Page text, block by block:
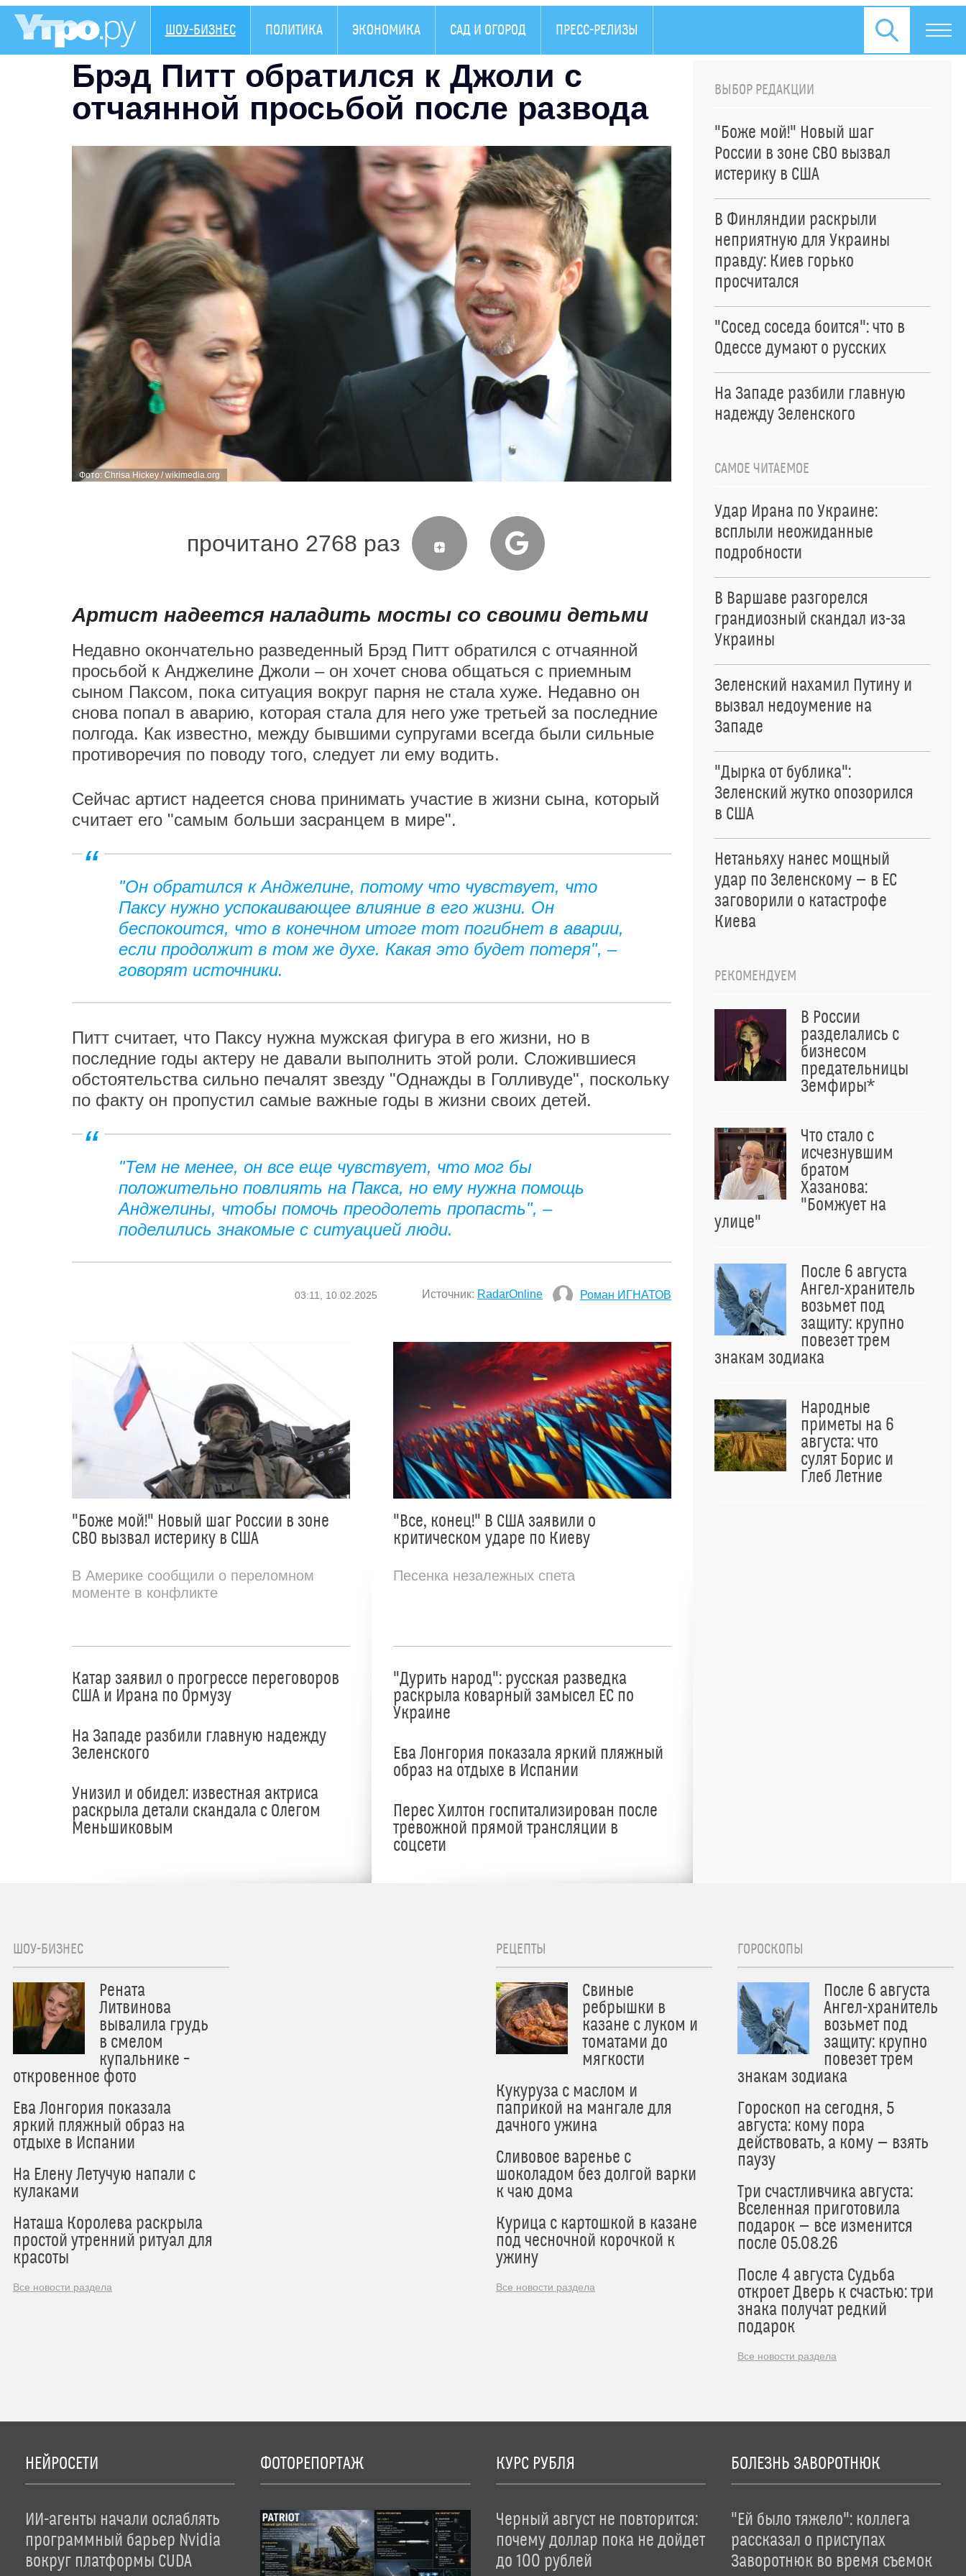
ШОУ-БИЗНЕС ПОЛИТИКА ЭКОНОМИКА САД И ОГОРОД ПРЕСС-РЕЛИЗЫ
Брэд Питт обратился к Джоли с
отчаянной просьбой после развода
Фото: Chrisa Hickey / wikimedia.org
прочитано 2768 раз
Артист надеется наладить мосты со своими детьми
Недавно окончательно разведенный Брэд Питт обратился с отчаянной
просьбой к Анджелине Джоли – он хочет снова общаться с приемным
сыном Паксом, пока ситуация вокруг парня не стала хуже. Недавно он
снова попал в аварию, которая стала для него уже третьей за последние
полгода. Как известно, между бывшими супругами всегда были сильные
противоречия по поводу того, следует ли ему водить.
Сейчас артист надеется снова принимать участие в жизни сына, который
считает его "самым больши засранцем в мире".
"Он обратился к Анджелине, потому что чувствует, что
Паксу нужно успокаивающее влияние в его жизни. Он
беспокоится, что в конечном итоге тот погибнет в аварии,
если продолжит в том же духе. Какая это будет потеря", –
говорят источники.
Питт считает, что Паксу нужна мужская фигура в его жизни, но в
последние годы актеру не давали выполнить этой роли. Сложившиеся
обстоятельства сильно печалят звезду "Однажды в Голливуде", поскольку
по факту он пропустил самые важные годы в жизни своих детей.
"Тем не менее, он все еще чувствует, что мог бы
положительно повлиять на Пакса, но ему нужна помощь
Анджелины, чтобы помочь преодолеть пропасть", –
поделились знакомые с ситуацией люди.
03:11, 10.02.2025 Источник: RadarOnline Роман ИГНАТОВ
"Боже мой!" Новый шаг России в зоне
СВО вызвал истерику в США
В Америке сообщили о переломном
моменте в конфликте
Катар заявил о прогрессе переговоров
США и Ирана по Ормузу
На Западе разбили главную надежду
Зеленского
Унизил и обидел: известная актриса
раскрыла детали скандала с Олегом
Меньшиковым
"Все, конец!" В США заявили о
критическом ударе по Киеву
Песенка незалежных спета
"Дурить народ": русская разведка
раскрыла коварный замысел ЕС по
Украине
Ева Лонгория показала яркий пляжный
образ на отдыхе в Испании
Перес Хилтон госпитализирован после
тревожной прямой трансляции в
соцсети
ВЫБОР РЕДАКЦИИ
"Боже мой!" Новый шаг
России в зоне СВО вызвал
истерику в США
В Финляндии раскрыли
неприятную для Украины
правду: Киев горько
просчитался
"Сосед соседа боится": что в
Одессе думают о русских
На Западе разбили главную
надежду Зеленского
САМОЕ ЧИТАЕМОЕ
Удар Ирана по Украине:
всплыли неожиданные
подробности
В Варшаве разгорелся
грандиозный скандал из-за
Украины
Зеленский нахамил Путину и
вызвал недоумение на
Западе
"Дырка от бублика":
Зеленский жутко опозорился
в США
Нетаньяху нанес мощный
удар по Зеленскому — в ЕС
заговорили о катастрофе
Киева
РЕКОМЕНДУЕМ
В России
разделались с
бизнесом
предательницы
Земфиры*
Что стало с
исчезнувшим
братом
Хазанова:
"Бомжует на
улице"
После 6 августа
Ангел-хранитель
возьмет под
защиту: крупно
повезет трем
знакам зодиака
Народные
приметы на 6
августа: что
сулят Борис и
Глеб Летние
ШОУ-БИЗНЕС
Рената
Литвинова
вывалила грудь
в смелом
купальнике –
откровенное фото
Ева Лонгория показала
яркий пляжный образ на
отдыхе в Испании
На Елену Летучую напали с
кулаками
Наташа Королева раскрыла
простой утренний ритуал для
красоты
Все новости раздела
РЕЦЕПТЫ
Свиные
ребрышки в
казане с луком и
томатами до
мягкости
Кукуруза с маслом и
паприкой на мангале для
дачного ужина
Сливовое варенье с
шоколадом без долгой варки
к чаю дома
Курица с картошкой в казане
под чесночной корочкой к
ужину
Все новости раздела
ГОРОСКОПЫ
После 6 августа
Ангел-хранитель
возьмет под
защиту: крупно
повезет трем
знакам зодиака
Гороскоп на сегодня, 5
августа: кому пора
действовать, а кому — взять
паузу
Три счастливчика августа:
Вселенная приготовила
подарок — все изменится
после 05.08.26
После 4 августа Судьба
откроет Дверь к счастью: три
знака получат редкий
подарок
Все новости раздела
НЕЙРОСЕТИ
ИИ-агенты начали ослаблять
программный барьер Nvidia
вокруг платформы CUDA
ФОТОРЕПОРТАЖ КУРС РУБЛЯ
Черный август не повторится:
почему доллар пока не дойдет
до 100 рублей
БОЛЕЗНЬ ЗАВОРОТНЮК
"Ей было тяжело": коллега
рассказал о приступах
Заворотнюк во время съемок